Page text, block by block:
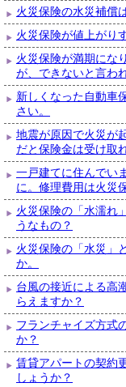
火災保険の水災補償
火災保険が値上がり
火災保険が満期にな
が、できないと言わ
新しくなった自動車
さい。
地震が原因で火災が
だと保険金は受け取
一戸建てに住んでい
に。修理費用は火災
火災保険の「水濡れ
うなもの？
火災保険の「水災」
か。
台風の接近による高
らえますか？
フランチャイズ方式
か？
賃貸アパートの契約
しょうか？